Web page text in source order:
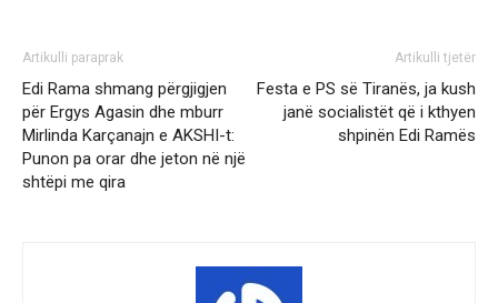
Artikulli paraprak
Edi Rama shmang përgjigjen
për Ergys Agasin dhe mburr
Mirlinda Karçanajn e AKSHI-t:
Punon pa orar dhe jeton në një
shtëpi me qira
Artikulli tjetër
Festa e PS së Tiranës, ja kush
janë socialistët që i kthyen
shpinën Edi Ramës